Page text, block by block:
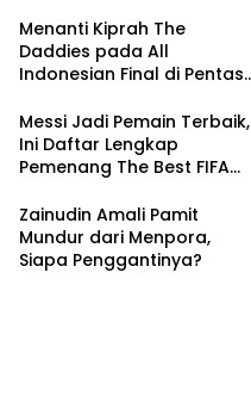
Menanti Kiprah The
Daddies pada All
Indonesian Final di Pentas
Messi Jadi Pemain Terbaik,
Ini Daftar Lengkap
Pemenang The Best FIFA
Zainudin Amali Pamit
Mundur dari Menpora,
Siapa Penggantinya?